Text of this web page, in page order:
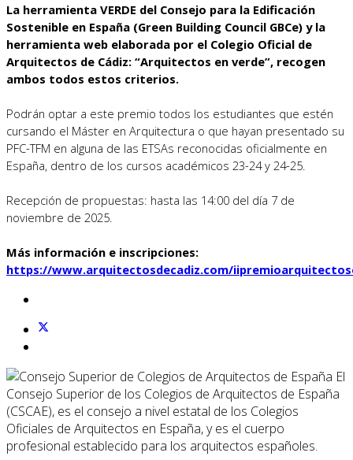
La herramienta VERDE del Consejo para la Edificación
Sostenible en España (Green Building Council GBCe) y la
herramienta web elaborada por el Colegio Oficial de
Arquitectos de Cádiz: “Arquitectos en verde”, recogen
ambos todos estos criterios.
Podrán optar a este premio todos los estudiantes que estén
cursando el Máster en Arquitectura o que hayan presentado su
PFC-TFM en alguna de las ETSAs reconocidas oficialmente en
España, dentro de los cursos académicos 23-24 y 24-25.
Recepción de propuestas: hasta las 14:00 del día 7 de
noviembre de 2025.
Más información e inscripciones:
https://www.arquitectosdecadiz.com/
El
Consejo Superior de los Colegios de Arquitectos de España
(CSCAE), es el consejo a nivel estatal de los Colegios
Oficiales de Arquitectos en España, y es el cuerpo
profesional establecido para los arquitectos españoles.